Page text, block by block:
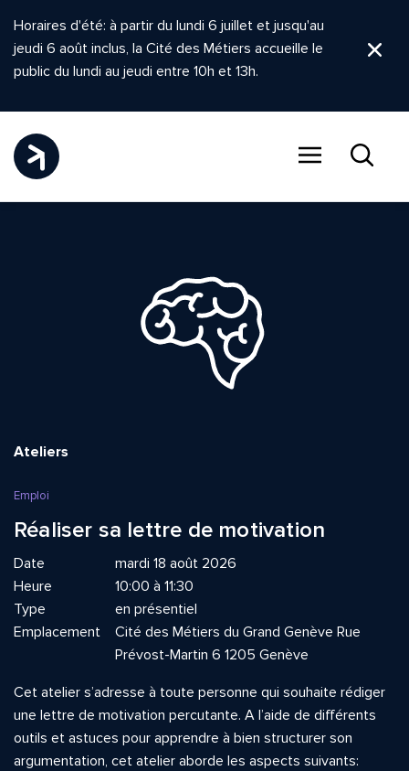
Horaires d'été: à partir du lundi 6 juillet et jusqu'au
jeudi 6 août inclus, la Cité des Métiers accueille le
public du lundi au jeudi entre 10h et 13h.
Ateliers
Emploi
Réaliser sa lettre de motivation
Date
mardi 18 août 2026
Heure
10:00 à 11:30
Type
en présentiel
Emplacement
Cité des Métiers du Grand Genève Rue
Prévost-Martin 6 1205 Genève
Cet atelier s’adresse à toute personne qui souhaite rédiger
une lettre de motivation percutante. A l’aide de différents
outils et astuces pour apprendre à bien structurer son
argumentation, cet atelier aborde les aspects suivants: